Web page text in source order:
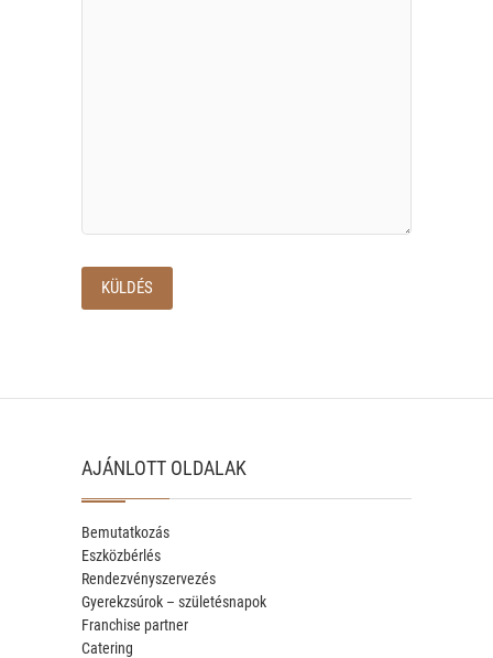
AJÁNLOTT OLDALAK
Bemutatkozás
Eszközbérlés
Rendezvényszervezés
Gyerekzsúrok – születésnapok
Franchise partner
Catering